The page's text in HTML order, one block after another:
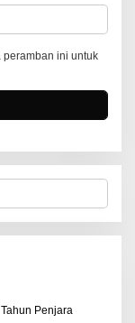
peramban ini untuk
Penjara